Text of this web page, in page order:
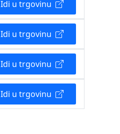
Idi u trgovinu
Idi u trgovinu
Idi u trgovinu
Idi u trgovinu